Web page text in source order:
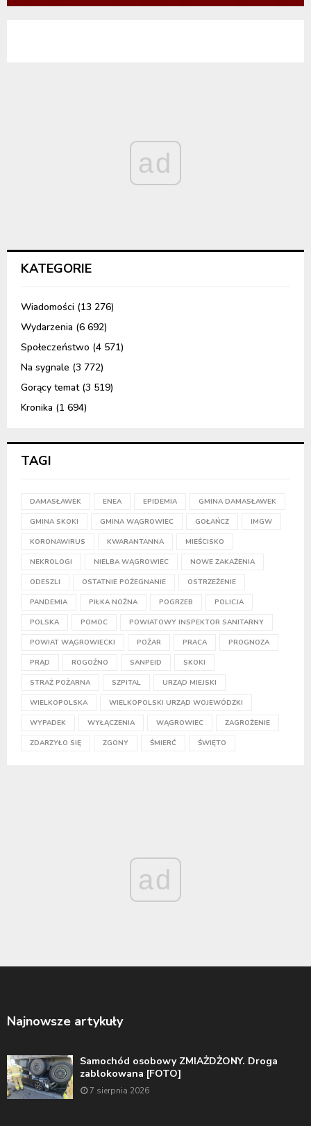
ad
KATEGORIE
Wiadomości (13 276)
Wydarzenia (6 692)
Społeczeństwo (4 571)
Na sygnale (3 772)
Gorący temat(3 519)
Kronika (1 694)
TAGI
DAMASŁAWEK ENEA EPIDEMIA GMINA DAMASŁAWEK
GMINA SKOKI GMINA WĄGROWIEC GOŁAŃCZ IMGW
KORONAWIRUS KWARANTANNA MIEŚCISKO
NEKROLOGI NIELBA WĄGROWIEC NOWE ZAKAŻENIA
ODESZLI OSTATNIE POŻEGNANIE OSTRZEŻENIE
PANDEMIA PIŁKA NOŻNA POGRZEB POLICJA
POLSKA POMOC POWIATOWY INSPEKTOR SANITARNY
POWIAT WĄGROWIECKI POŻAR PRACA PROGNOZA
PRĄD ROGOŹNO SANPEID SKOKI
STRAŻ POŻARNA SZPITAL URZĄD MIEJSKI
WIELKOPOLSKA WIELKOPOLSKI URZĄD WOJEWÓDZKI
WYPADEK WYŁĄCZENIA WĄGROWIEC ZAGROŻENIE
ZDARZYŁO SIĘ ZGONY ŚMIERĆ ŚWIĘTO
ad
Najnowsze artykuły
Samochód osobowy ZMIAŻDŻONY. Droga
zablokowana [FOTO]
7 sierpnia 2026